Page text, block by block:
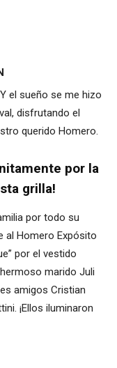
. Y el sueño se me hizo
disfrutando el
querido Homero.
por la
grilla!
por todo su
al Homero Expósito
por el vestido
marido Juli
amigos Cristian
¡Ellos iluminaron